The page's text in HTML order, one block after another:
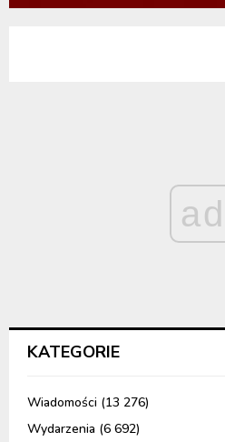
ad
KATEGORIE
Wiadomości (13 276)
Wydarzenia (6 692)